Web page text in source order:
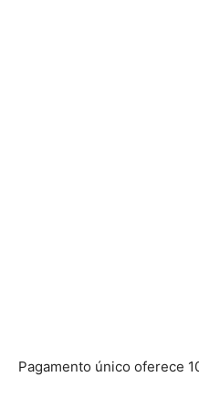
Pagamento único oferece